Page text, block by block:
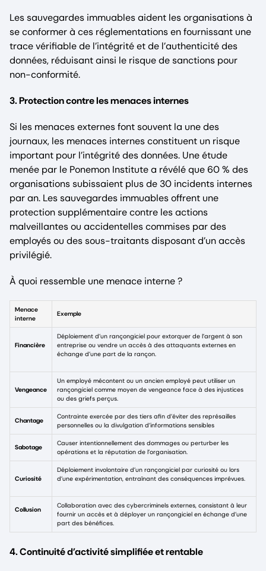
Les sauvegardes immuables aident les organisations à
se conformer à ces réglementations en fournissant une
trace vérifiable de l’intégrité et de l’authenticité des
données, réduisant ainsi le risque de sanctions pour
non-conformité.
3. Protection contre les menaces internes
Si les menaces externes font souvent la une des
journaux, les menaces internes constituent un risque
important pour l’intégrité des données. Une étude
menée par le Ponemon Institute a révélé que 60 % des
organisations subissaient plus de 30 incidents internes
par an. Les sauvegardes immuables offrent une
protection supplémentaire contre les actions
malveillantes ou accidentelles commises par des
employés ou des sous-traitants disposant d’un accès
privilégié.
À quoi ressemble une menace interne ?
Menace
interne
Exemple
Financière
Déploiement d’un rançongiciel pour extorquer de l’argent à son
entreprise ou vendre un accès à des attaquants externes en
échange d’une part de la rançon.
Vengeance
Un employé mécontent ou un ancien employé peut utiliser un
rançongiciel comme moyen de vengeance face à des injustices
ou des griefs perçus.
Chantage
Contrainte exercée par des tiers afin d’éviter des représailles
personnelles ou la divulgation d’informations sensibles
Sabotage
Causer intentionnellement des dommages ou perturber les
opérations et la réputation de l’organisation.
Curiosité
Déploiement involontaire d’un rançongiciel par curiosité ou lors
d’une expérimentation, entraînant des conséquences imprévues.
Collusion
Collaboration avec des cybercriminels externes, consistant à leur
fournir un accès et à déployer un rançongiciel en échange d’une
part des bénéfices.
4. Continuité d’activité simplifiée et rentable